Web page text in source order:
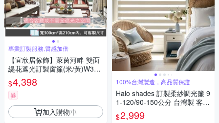
專業訂製服務,質感加倍
【宜欣居傢飾】萊茵河畔-雙面
緹花遮光訂製窗簾(米/黃)W300
*H210cm以內/台灣製
$4,398
券
加入購物車
100%台灣製造，高品質保證
Halo shades 訂製柔紗調光簾 9
1-120/90-150公分 台灣製 客製
化
$2,999